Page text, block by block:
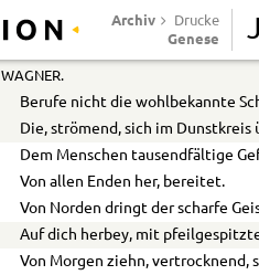
Archiv Drucke
Genese
Mir sollt’ er um die köstlichsten
Nicht feil um einen Königsmantel
WAGNER.
Berufe nicht die wohlbekannte
Die, strömend, sich im
Dem Menschen tausendfältige
Von allen Enden her, bereitet.
Von Norden dringt der scharfe
Auf dich herbey, mit
Von Morgen ziehn, vertrocknend,